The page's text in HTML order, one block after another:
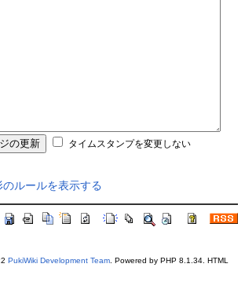
タイムスタンプを変更しない
ルールを表示する
PukiWiki Development Team. Powered by PHP 8.1.34. HTML